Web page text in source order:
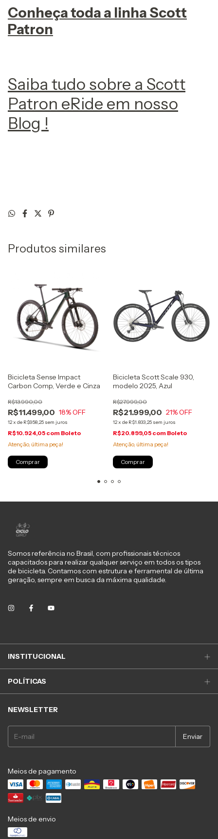
Conheça toda a linha Scott
Patron
Saiba tudo sobre a Scott
Patron eRide em nosso
Blog !
Produtos similares
Bicicleta Sense Impact
Carbon Comp, Verde e Cinza
R$11.499,00
R$13.990,00
18% OFF
12x de R$958,25 sem juros
R$10.924,05 com Boleto
Atenção, última peça!
Comprar
Bicicleta Scott Scale 930,
modelo 2025, Azul
R$21.999,00
R$27.999,00
21% OFF
12x de R$1.833,25 sem juros
R$20.899,05 com Boleto
Atenção, última peça!
Comprar
Somos referência no Brasil, com profissionais técnicos
capacitados para realizar qualquer serviço em todos os tipos
de bicicleta. Contamos com estrutura e ferramental de última
geração, sempre em busca da máxima qualidade.
INSTITUCIONAL
POLÍTICAS
NEWSLETTER
Meios de pagamento
Meios de envio